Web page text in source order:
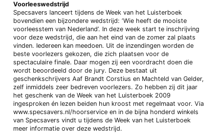
Voorleeswedstrijd
Specsavers lanceert tijdens de Week van het Luisterboek
bovendien een bijzondere wedstrijd: ‘Wie heeft de mooiste
voorleesstem van Nederland’. In deze week start te inschrijving
voor deze wedstrijd, die aan het eind van de zomer zal plaats
vinden. Iedereen kan meedoen. Uit de inzendingen worden de
beste voorlezers gekozen, die zich plaatsen voor de
spectaculaire finale. Daar mogen zij een voordracht doen die
wordt beoordeeld door de jury. Deze bestaat uit
geschenkschrijvers Aaf Brandt Corstius en Machteld van Gelder,
zelf inmiddels zeer bedreven voorlezers. Zo hebben zij dit jaar
het geschenk van de Week van het Luisterboek 2009
ingesproken én lezen beiden hun kroost met regelmaat voor. Via
www.specsavers.nl/hoorservice en in de bijna honderd winkels
van Specsavers vindt u tijdens de Week van het Luisterboek
meer informatie over deze wedstrijd.